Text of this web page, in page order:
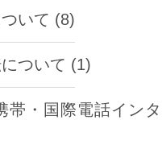
いて (8)
ついて (1)
帯・国際電話イン